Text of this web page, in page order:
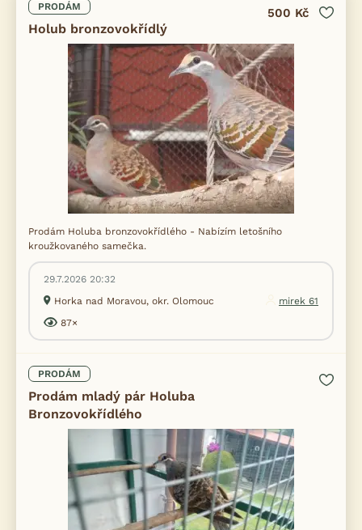
PRODÁM
Holub bronzovokřídlý
500 Kč
Prodám Holuba bronzovokřídlého - Nabízím letošního
kroužkovaného samečka.
29.7.2026 20:32
Horka nad Moravou, okr. Olomouc
mirek 61
87×
PRODÁM
Prodám mladý pár Holuba
Bronzovokřídlého